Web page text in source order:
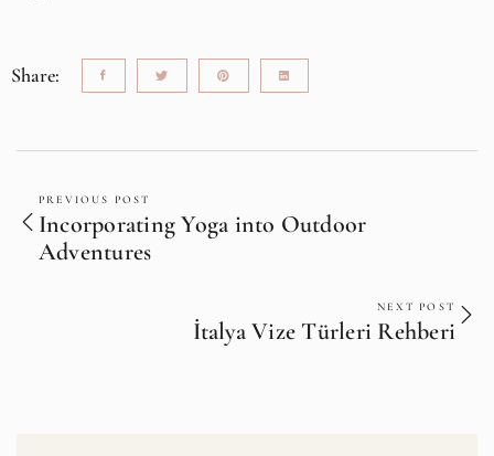
Share:
PREVIOUS POST
Incorporating Yoga into Outdoor
Adventures
NEXT POST
İtalya Vize Türleri Rehberi